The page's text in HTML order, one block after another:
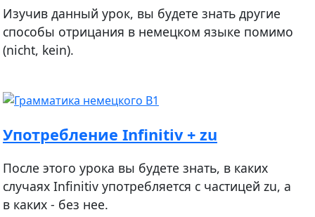
Изучив данный урок, вы будете знать другие
способы отрицания в немецком языке помимо
(nicht, kein).
Употребление Infinitiv + zu
После этого урока вы будете знать, в каких
случаях Infinitiv употребляется с частицей zu, а
в каких - без нее.